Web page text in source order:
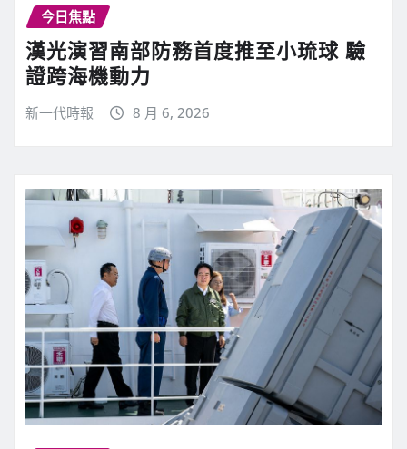
今日焦點
漢光演習南部防務首度推至小琉球 驗
證跨海機動力
新一代時報 8 月 6, 2026